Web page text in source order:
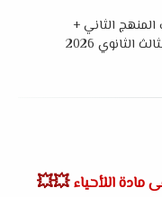
الثاني +
نموذج الإجابة للصف الثالث الثانوي 2026
مادة اللأحياء 💥💥